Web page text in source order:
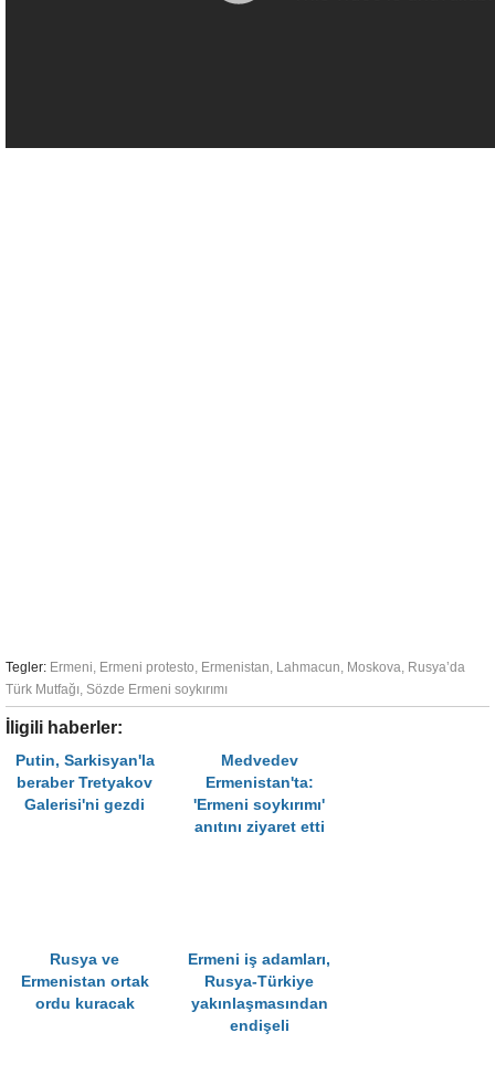
Tegler: Ermeni, Ermeni protesto, Ermenistan, Lahmacun, Moskova, Rusya’da
Türk Mutfağı, Sözde Ermeni soykırımı
İligili haberler:
Putin, Sarkisyan'la
beraber Tretyakov
Galerisi'ni gezdi
Medvedev
Ermenistan'ta:
'Ermeni soykırımı'
anıtını ziyaret etti
Rusya ve
Ermenistan ortak
ordu kuracak
Ermeni iş adamları,
Rusya-Türkiye
yakınlaşmasından
endişeli